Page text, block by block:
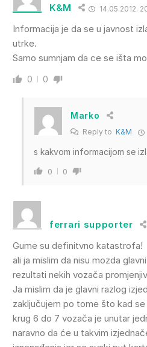
K&M 14.05.2012.
Informacija je da se u javnost
utrke.
Samo sumnjam da ce se išta
0 0
Marko
Reply to K&M
s kakvom informacijom se
0 0
ferrari supporter
Gume su definitvno katastrofa!
ali ja mislim da nisu mozda
rezultati nekih vozača
Ja mislim da je glavni razlog
zaključujem po tome što kad
krug 6 do 7 vozača je unutar
naravno da će u takvim